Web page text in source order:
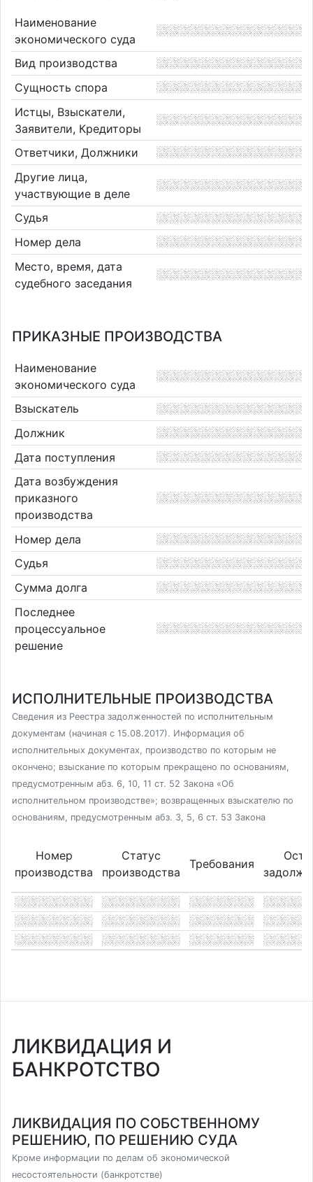
Наименование
экономического суда
Вид производства
Сущность спора
Истцы, Взыскатели,
Заявители, Кредиторы
Ответчики, Должники
Другие лица,
участвующие в деле
Судья
Номер дела
Место, время, дата
судебного заседания
ПРИКАЗНЫЕ ПРОИЗВОДСТВА
Наименование
экономического суда
Взыскатель
Должник
Дата поступления
Дата возбуждения
приказного
производства
Номер дела
Судья
Сумма долга
Последнее
процессуальное
решение
ИСПОЛНИТЕЛЬНЫЕ ПРОИЗВОДСТВА
Сведения из Реестра задолженностей по исполнительным
документам (начиная с 15.08.2017). Информация об
исполнительных документах, производство по которым не
окончено; взыскание по которым прекращено по основаниям,
предусмотренным абз. 6, 10, 11 ст. 52 Закона «Об
исполнительном производстве»; возвращенных взыскателю по
основаниям, предусмотренным абз. 3, 5, 6 ст. 53 Закона
Номер
производства
Статус
производства
Требования
ЛИКВИДАЦИЯ И
БАНКРОТСТВО
ЛИКВИДАЦИЯ ПО СОБСТВЕННОМУ
РЕШЕНИЮ, ПО РЕШЕНИЮ СУДА
Кроме информации по делам об экономической
несостоятельности (банкротстве)